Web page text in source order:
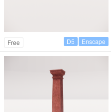
Free Enscape
D5